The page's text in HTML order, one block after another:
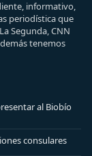
informativo,
periodística que
Segunda, CNN
tenemos
al Biobío
consulares